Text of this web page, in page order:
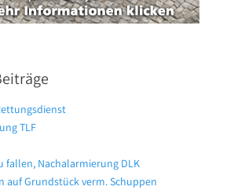
TLF
fallen, Nachalarmierung DLK
auf Grundstück verm. Schuppen